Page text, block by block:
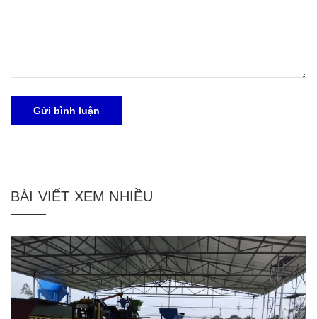
Gửi bình luận
BÀI VIẾT XEM NHIỀU